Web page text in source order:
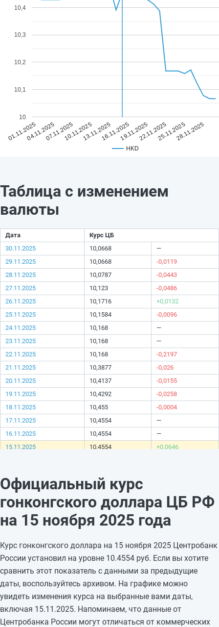
HKD
01.11.202504.11.202507.11.202510.11.202513.11.202516.11.202519.11.202522.11.202525.11.202528.11.2025
10
10,1
10,2
10,3
10,4
Таблица с изменением
валюты
Дата
Курс ЦБ
30.11.2025
10,0668
—
29.11.2025
10,0668
-0,0119
28.11.2025
10,0787
-0,0443
27.11.2025
10,123
-0,0486
26.11.2025
10,1716
+0,0132
25.11.2025
10,1584
-0,0096
24.11.2025
10,168
—
23.11.2025
10,168
—
22.11.2025
10,168
-0,2197
21.11.2025
10,3877
-0,026
20.11.2025
10,4137
-0,0155
19.11.2025
10,4292
-0,0258
18.11.2025
10,455
-0,0004
17.11.2025
10,4554
—
16.11.2025
10,4554
—
15.11.2025
10,4554
+0,0646
12.11.2025
10,4855
11.11.2025
10,4399
-0,0234
10.11.2025
10,4633
09.11.2025
10,4633
—
03.11.2025
10,4283
—
02.11.2025
10,4283
-0,0108
Официальный курс
гонконгского доллара ЦБ РФ
на 15 ноября 2025 года
Курс гонконгского доллара на 15 ноября 2025 Центробанк
России установил на уровне 10.4554 руб. Если вы хотите
сравнить этот показатель с данными за предыдущие
даты, воспользуйтесь архивом. На графике можно
увидеть изменения курса на выбранные вами даты,
включая 15.11.2025. Напоминаем, что данные от
Центробанка России могут отличаться от коммерческих